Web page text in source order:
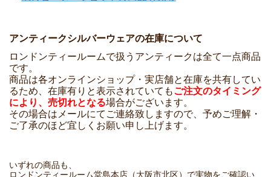
アンティークシルバーウェアの在庫について
ロンドンティールームで扱うアンティークは全て一点商品
です。
商品は各オンラインショップ・実店舗と在庫を共有してい
るため、在庫有りと表示されていてもご注文のタイミング
により、売切れとなる場合がございます。
その場合はメールにてご連絡致しますので、予めご理解・
ご了承のほど宜しくお願い申し上げます。
いずれの商品も、
ロンドンティールーム堂島本店（大阪市北区）で実物をご確認い